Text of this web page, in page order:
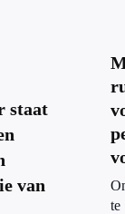
staat
van
te